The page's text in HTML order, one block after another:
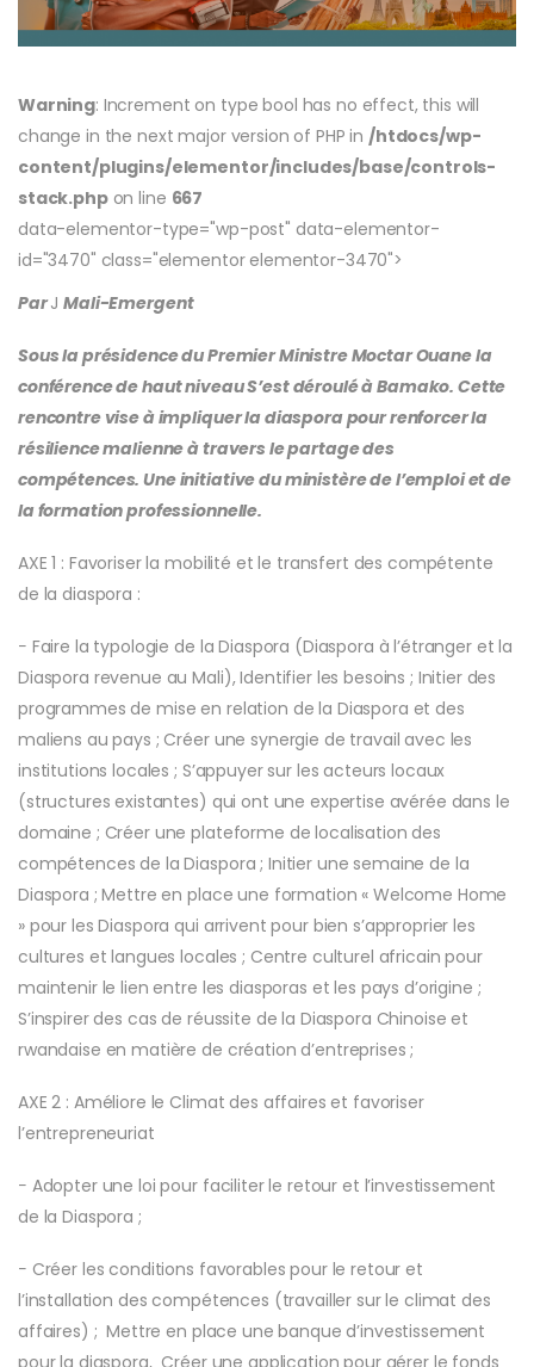
Warning: Increment on type bool has no effect, this will
change in the next major version of PHP in /htdocs/wp-
content/plugins/elementor/includes/base/controls-
stack.phpon line 667
data-elementor-type="wp-post" data-elementor-
id="3470" class="elementor elementor-3470">
ParJMali-Emergent
Sous la présidence du Premier Ministre Moctar Ouane la
conférence de haut niveau S’est déroulé à Bamako. Cette
rencontre vise à impliquer la diaspora pour renforcer la
résilience malienne à travers le partage des
compétences. Une initiative du ministère de l’emploi et de
la formation professionnelle.
AXE 1 : Favoriser la mobilité et le transfert des compétente
de la diaspora :
− Faire la typologie de la Diaspora (Diaspora à l’étranger et la
Diaspora revenue au Mali), Identifier les besoins ; Initier des
programmes de mise en relation de la Diaspora et des
maliens au pays ; Créer une synergie de travail avec les
institutions locales ; S’appuyer sur les acteurs locaux
(structures existantes) qui ont une expertise avérée dans le
domaine ; Créer une plateforme de localisation des
compétences de la Diaspora ; Initier une semaine de la
Diaspora ; Mettre en place une formation « Welcome Home
» pour les Diaspora qui arrivent pour bien s’approprier les
cultures et langues locales ; Centre culturel africain pour
maintenir le lien entre les diasporas et les pays d’origine ;
S’inspirer des cas de réussite de la Diaspora Chinoise et
rwandaise en matière de création d’entreprises ;
AXE 2 : Améliore le Climat des affaires et favoriser
l’entrepreneuriat
− Adopter une loi pour faciliter le retour et l’investissement
de la Diaspora ;
− Créer les conditions favorables pour le retour et
l’installation des compétences (travailler sur le climat des
affaires) ; Mettre en place une banque d’investissement
pour la diaspora, Créer une application pour gérer le fonds